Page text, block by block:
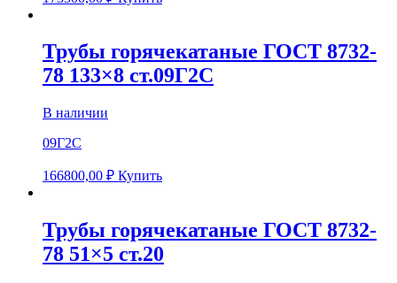
Трубы горячекатаные ГОСТ 8732-
78 133×8 ст.09Г2С
В наличии
09Г2С
166800,00 ₽ Купить
Трубы горячекатаные ГОСТ 8732-
78 51×5 ст.20